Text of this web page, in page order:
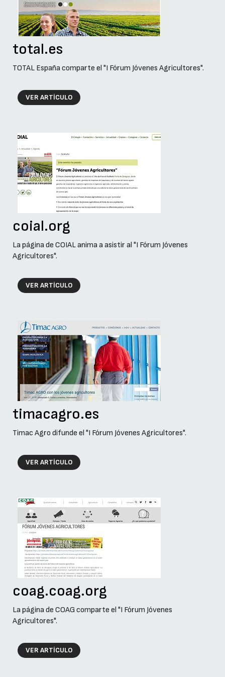
total.es
TOTAL España comparte el "I Fórum Jóvenes Agricultores".
VER ARTÍCULO
coial.org
La página de COIAL anima a asistir al "I Fórum Jóvenes
Agricultores".
VER ARTÍCULO
timacagro.es
Timac Agro difunde el "I Fórum Jóvenes Agricultores".
VER ARTÍCULO
coag.coag.org
La página de COAG comparte el "I Fórum Jóvenes
Agricultores".
VER ARTÍCULO